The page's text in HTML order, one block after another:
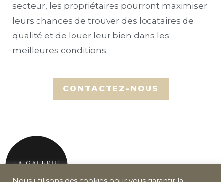
secteur, les propriétaires pourront maximiser
leurs chances de trouver des locataires de
qualité et de louer leur bien dans les
meilleures conditions.